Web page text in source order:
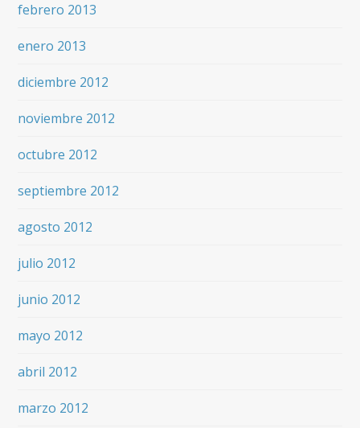
febrero 2013
enero 2013
diciembre 2012
noviembre 2012
octubre 2012
septiembre 2012
agosto 2012
julio 2012
junio 2012
mayo 2012
abril 2012
marzo 2012